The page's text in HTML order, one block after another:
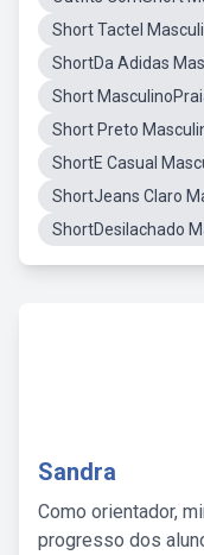
Short Tactel
ShortDa Adidas
Short
Short Preto
ShortE Casual
ShortJeans Claro
ShortDesilachado
Sandra
Como orientador,
progresso dos